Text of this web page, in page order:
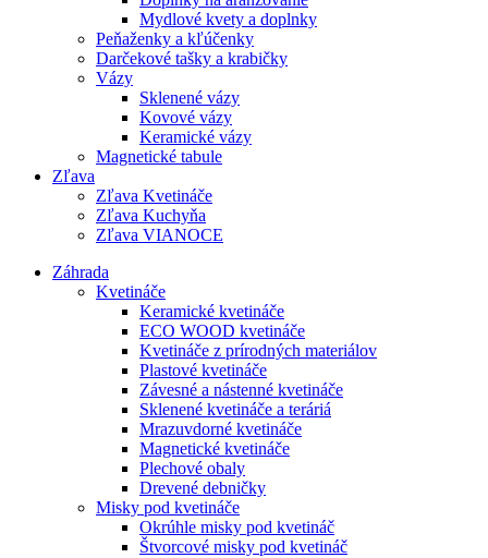
Mydlové kvety a doplnky
Peňaženky a kľúčenky
Darčekové tašky a krabičky
Vázy
Sklenené vázy
Kovové vázy
Keramické vázy
Magnetické tabule
Zľava
Zľava Kvetináče
Zľava Kuchyňa
Zľava VIANOCE
Záhrada
Kvetináče
Keramické kvetináče
ECO WOOD kvetináče
Kvetináče z prírodných materiálov
Plastové kvetináče
Závesné a nástenné kvetináče
Sklenené kvetináče a teráriá
Mrazuvdorné kvetináče
Magnetické kvetináče
Plechové obaly
Drevené debničky
Misky pod kvetináče
Okrúhle misky pod kvetináč
Štvorcové misky pod kvetináč